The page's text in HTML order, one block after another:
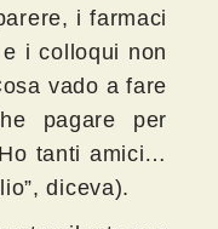
i farmaci
i colloqui non
vado a fare
pagare per
tanti amici…
diceva).